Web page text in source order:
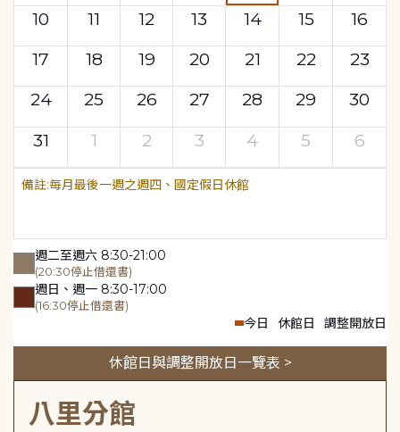
10
11 12 13 14 15
16
17
18 19 20 21 22
23
24
25 26 27 28 29
30
31
1 2 3 4 5 6
每月最後一週之週四、國定假日休館
週二至週六 8:30-21:00
(20:30停止借還書)
週日、週一 8:30-17:00
(16:30停止借還書)
今日 休館日 調整開放日
休館日與調整開放日一覽表 >
八里分館